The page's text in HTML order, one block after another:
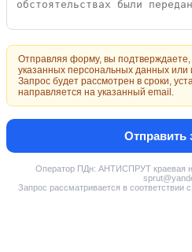
Отправляя форму, вы подтверждаете,
указанных персональных данных или
Запрос будет рассмотрен в сроки,
направляется на указанный email.
Отправить
Оператор ПДн: АНТИСПРУТ краевая
Запрос рассматривается в